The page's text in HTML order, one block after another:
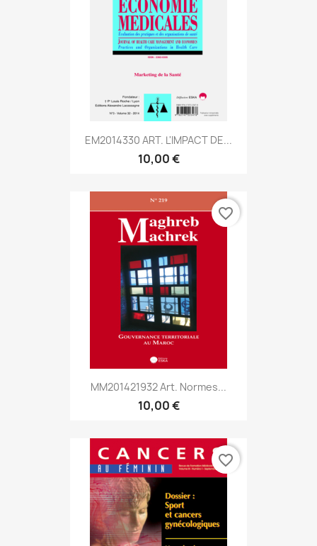
EM2014330 ART. L'IMPACT DE...
10,00 €
MM201421932 Art. Normes...
10,00 €
favorite_border
favorite_border